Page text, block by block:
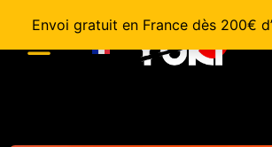
Envoi gratuit en France dès 200€